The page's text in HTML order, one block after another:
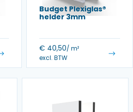
Budget Plexiglas®
helder 3mm
€ 40,50/ m²
excl. BTW